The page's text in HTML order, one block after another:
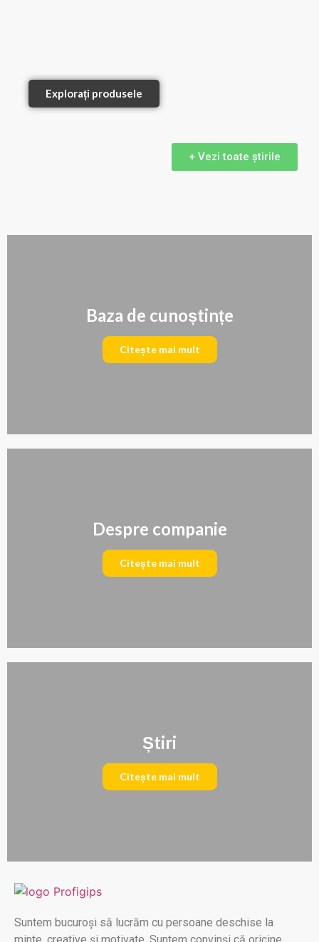
Explorați produsele
+ Vezi toate știrile
Baza de cunoștințe
Citește mai mult
Despre companie
Citește mai mult
Știri
Citește mai mult
Suntem bucuroși să lucrăm cu persoane deschise la